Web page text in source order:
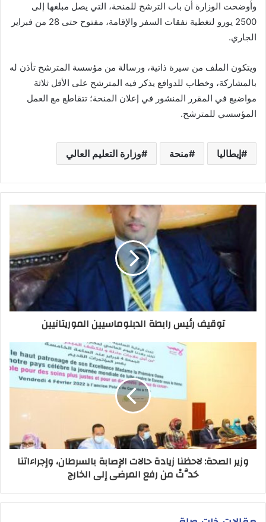
وأوضحت الوزارة أن باب الترشح للمنحة، التي يصل مبلغها إلى
2500 يورو لتغطية نفقات السفر والإقامة، مفتوح حتى 28 من فبراير
الجاري.
ويتكون الملف من سيرة ذاتية، ورسالة من مؤسسة المترشح تأذن له
بالمشاركة، وخطاب للدوافع يذكر فيه المترشح على الأقل ثلاثة
مواضيع في المقرر المنشور في إعلان المنحة؛ تتقاطع مع العمل
المؤسسي للمترشح.
إيطاليا منحة وزارة التعليم العالي
توقيف رئيس رابطة الدبلوماسيين الموريتانيين
وزير الصحة: لاحظنا زيادة حالات الإصابة بالسرطان، وإجراءاتنا
حَدَّتْ من رفع المرضى إلى الخارج